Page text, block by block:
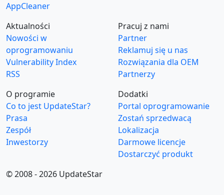
AppCleaner
Aktualności
Nowości w
oprogramowaniu
Vulnerability Index
RSS
Pracuj z nami
Partner
Reklamuj się u nas
Rozwiązania dla OEM
Partnerzy
O programie
Co to jest UpdateStar?
Prasa
Zespół
Inwestorzy
Dodatki
Portal oprogramowanie
Zostań sprzedwacą
Lokalizacja
Darmowe licencje
Dostarczyć produkt
© 2008 - 2026 UpdateStar